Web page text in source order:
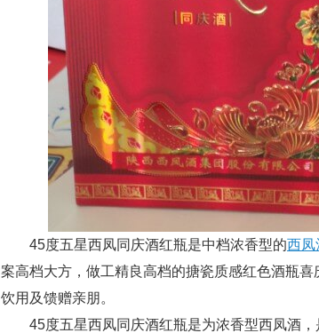
45度五星西凤同庆酒红瓶是中档浓香型的西凤
案高档大方，做工精良高档的搪瓷质感红色酒瓶
饮用及馈赠亲朋。
45度五星西凤同庆酒红瓶是为浓香型西凤酒，